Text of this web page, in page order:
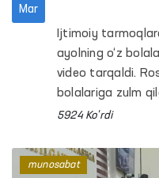
Mar
Ijtimoiy
ayolning o‘z
video tarqaldi.
bolalariga zulm
uchradi.
5924 Ko'rdi
munosabat